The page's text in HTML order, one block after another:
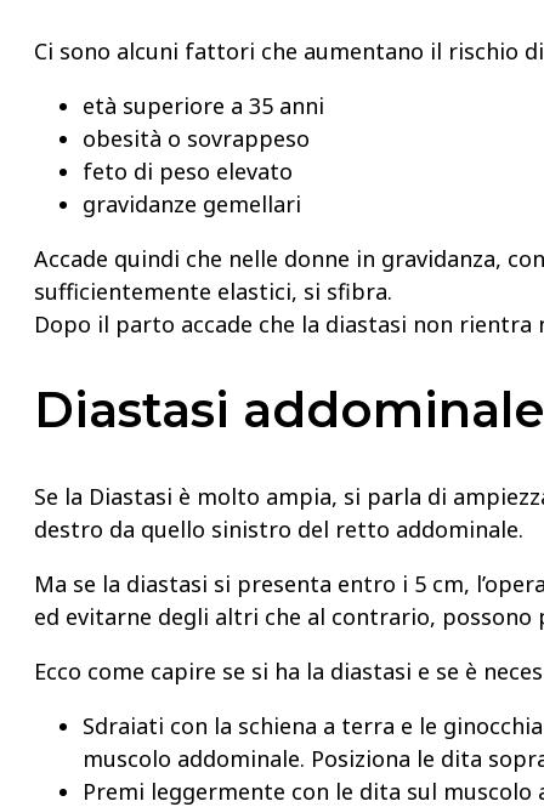
Ci sono alcuni fattori che aumentano il rischio
età superiore a 35 anni
obesità o sovrappeso
feto di peso elevato
gravidanze gemellari
Accade quindi che nelle donne in gravidanza,
sufficientemente elastici, si sfibra.
Dopo il parto accade che la diastasi non rientra
Diastasi
Se la Diastasi è molto ampia, si parla di
destro da quello sinistro del retto addominale.
Ma se la diastasi si presenta entro i 5 cm,
ed evitarne degli altri che al contrario,
Ecco come capire se si ha la diastasi e se è
Sdraiati con la schiena a terra e le
muscolo addominale. Posiziona le dita
Premi leggermente con le dita sul muscolo